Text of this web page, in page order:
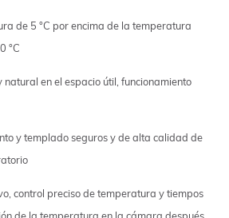
de 5 °C por encima de la temperatura
°C
natural en el espacio útil, funcionamiento
y templado seguros y de alta calidad de
control preciso de temperatura y tiempos